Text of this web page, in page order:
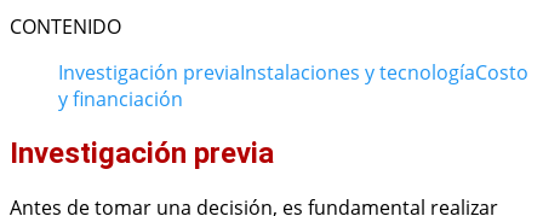
CONTENIDO
Investigación previaInstalaciones y tecnologíaCosto
y financiación
Investigación previa
Antes de tomar una decisión, es fundamental realizar